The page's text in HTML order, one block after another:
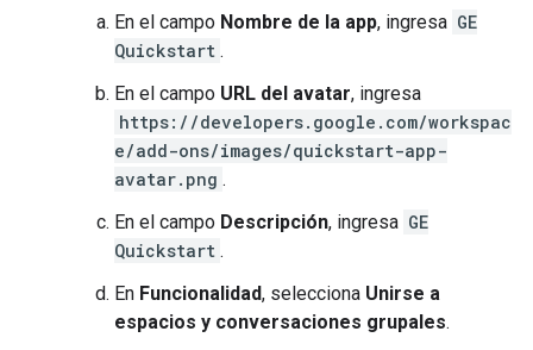
En el campo Nombre de la app, ingresa GE
Quickstart .
En el campo URL del avatar, ingresa
https://developers.google.com/workspac
e/add-ons/images/quickstart-app-
avatar.png .
En el campo Descripción, ingresa GE
Quickstart .
En Funcionalidad, selecciona Unirse a
espacios y conversaciones grupales.